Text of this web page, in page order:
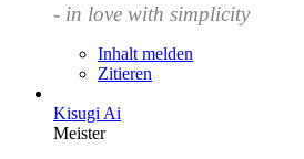
- in love with simplicity
Inhalt melden
Zitieren
Kisugi Ai
Meister